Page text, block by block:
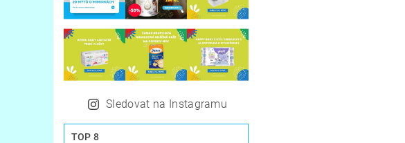
Sledovat na Instagramu
TOP 8